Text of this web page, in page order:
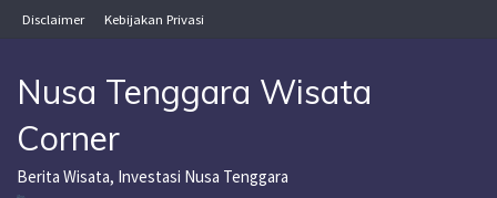
Skip
to
Disclaimer Kebijakan Privasi
Nusa Tenggara Wisata
Corner
Berita Wisata, Investasi Nusa Tenggara